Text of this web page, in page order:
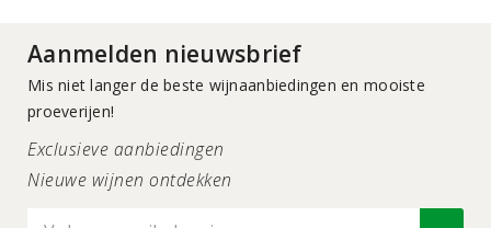
Aanmelden nieuwsbrief
Mis niet langer de beste wijnaanbiedingen en mooiste
proeverijen!
Exclusieve aanbiedingen
Nieuwe wijnen ontdekken